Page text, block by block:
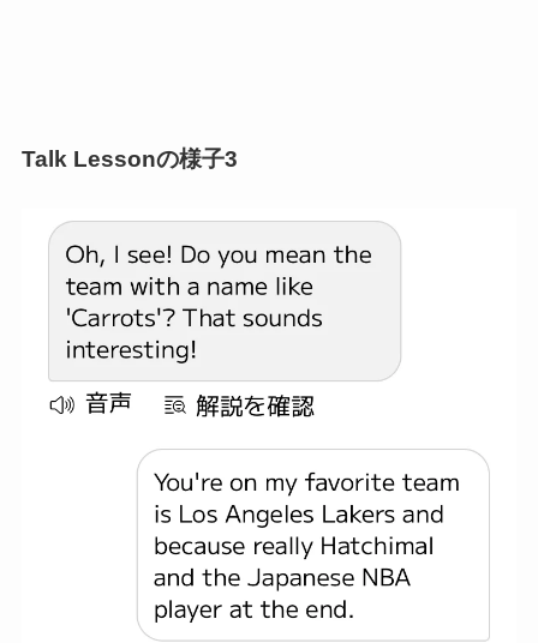
Talk Lessonの様子3